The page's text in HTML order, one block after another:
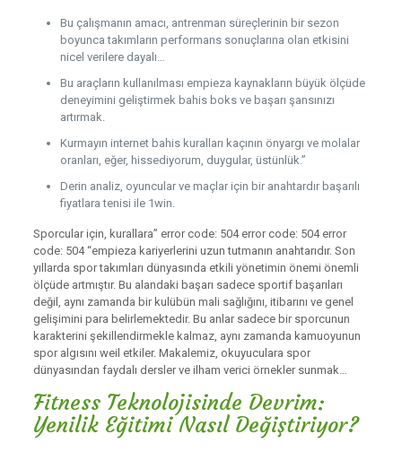
Bu çalışmanın amacı, antrenman süreçlerinin bir sezon
boyunca takımların performans sonuçlarına olan etkisini
nicel verilere dayalı…
Bu araçların kullanılması empieza kaynakların büyük ölçüde
deneyimini geliştirmek bahis boks ve başarı şansınızı
artırmak.
Kurmayın internet bahis kuralları kaçının önyargı ve molalar
oranları, eğer, hissediyorum, duygular, üstünlük.”
Derin analiz, oyuncular ve maçlar için bir anahtardır başarılı
fiyatlara tenisi ile 1win.
Sporcular için, kurallara” error code: 504 error code: 504 error
code: 504 “empieza kariyerlerini uzun tutmanın anahtarıdır. Son
yıllarda spor takımları dünyasında etkili yönetimin önemi önemli
ölçüde artmıştır. Bu alandaki başarı sadece sportif başarıları
değil, aynı zamanda bir kulübün mali sağlığını, itibarını ve genel
gelişimini para belirlemektedir. Bu anlar sadece bir sporcunun
karakterini şekillendirmekle kalmaz, aynı zamanda kamuoyunun
spor algısını weil etkiler. Makalemiz, okuyuculara spor
dünyasından faydalı dersler ve ilham verici örnekler sunmak…
Fitness Teknolojisinde Devrim:
Yenilik Eğitimi Nasıl Değiştiriyor?